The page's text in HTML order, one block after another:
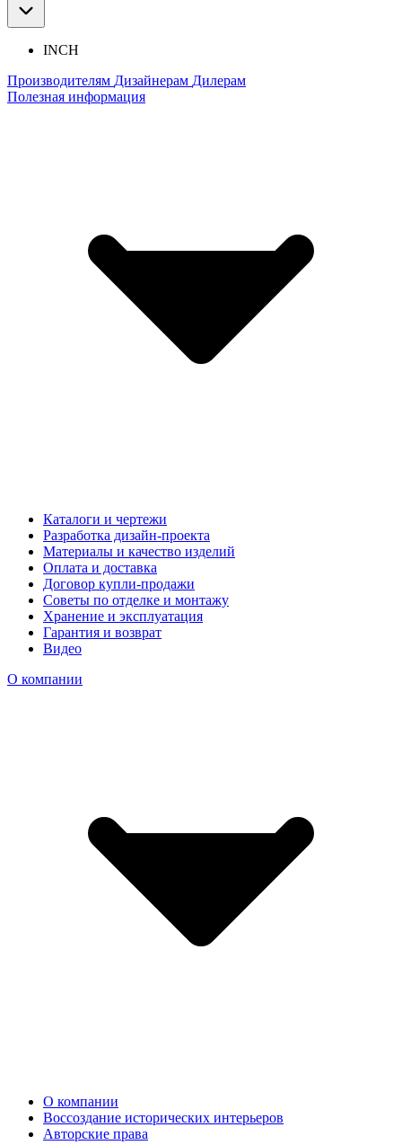
INCH
Производителям Дизайнерам Дилерам
Полезная информация
Каталоги и чертежи
Разработка дизайн-проекта
Материалы и качество изделий
Оплата и доставка
Договор купли-продажи
Советы по отделке и монтажу
Хранение и эксплуатация
Гарантия и возврат
Видео
О компании
О компании
Воссоздание исторических интерьеров
Авторские права